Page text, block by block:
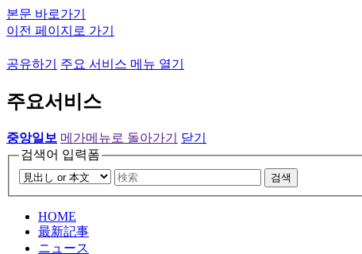
본문 바로가기
이전 페이지로 가기
공유하기 주요 서비스 메뉴 열기
주요서비스
중앙일보 메가메뉴로 돌아가기
닫기
검색어 입력폼
검색
HOME
最新記事
ニュース